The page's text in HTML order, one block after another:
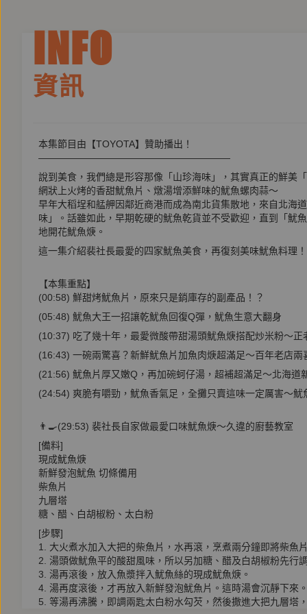
INFO
資訊
本集節目由【TOYOTA】贊助播出！
————————————————————
說到美食，我們總是形容那像「山珍海味」，其實真正的鮮美
網狀上火烤的香甜魷魚片、燉湯增添鮮味的魷魚螺肉蒜～
早年大稻埕和艋舺因鄰近商港而成為南北貨集散地，來自北海
味」。話雖如此，早期乾硬的魷魚乾貨並不受歡迎，直到「魷
地開花魷魚焿。
這一集介紹裴社長最愛的四家魷魚美食，再復刻美味魷魚料理！
【本集重點】
(00:58) 鮮甜烤魷魚片，原來只是銷庫存的副產品！？
(05:48) 魷魚大王一招讓乾魷魚回復Q彈，魷魚生意大翻身
(10:37) 吃了幾十年，最愛微酸帶甜湯頭魷魚焿搭配炒米粉～正
(16:43) 一碗兩驚喜？新鮮魷魚片加魚肉焿超滿足～百年老店兩
(21:56) 魷魚片厚又嫩Q，再加碗蚵仔湯，超補超滿足～北海道
(24:54) 爽脆有嚼勁，魷魚香氣足，全攤只賣這味一定厲害～魷
👨‍🍳(29:53) 裴社長自家做最愛口味魷魚焿～久違的廚藝教室
[備料]
現成魷魚焿
新鮮發泡魷魚 切條備用
柴魚片
九層塔
糖、醋、白胡椒粉、太白粉
[步驟]
1. 大火煮水加入大把的柴魚片，水再滾，烹煮兩分鐘即將柴魚
2. 湯頭做魷魚平的酸甜風味，所以另加糖、醋及白胡椒粉先行
3. 湯再滾後，放入魚漿拌入魷魚絲的現成魷魚焿。
4. 湯再度滾後，才再放入新鮮發泡魷魚片。這時湯會沉靜下來
5. 等湯再沸騰，即調兩匙太白粉水勾芡，然後撒進大把九層塔